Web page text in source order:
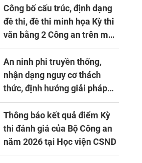
CSND năm học 2026 - 2027
Công bố cấu trúc, định dạng
đề thi, đề thi minh họa Kỳ thi
văn bằng 2 Công an trên máy
tính
An ninh phi truyền thống,
nhận dạng nguy cơ thách
thức, định hướng giải pháp
đảm bảo an ninh quốc gia
trong tình hình hiện nay
Thông báo kết quả điểm Kỳ
thi đánh giá của Bộ Công an
năm 2026 tại Học viện CSND